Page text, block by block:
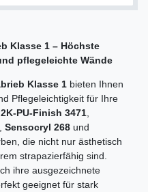
Klasse 1 – Höchste
pflegeleichte Wände
Klasse 1 bieten Ihnen
Pflegeleichtigkeit für Ihre
2K-PU-Finish 3471
Sensocryl 268 und
die nicht nur ästhetisch
strapazierfähig sind.
ihre ausgezeichnete
geeignet für stark